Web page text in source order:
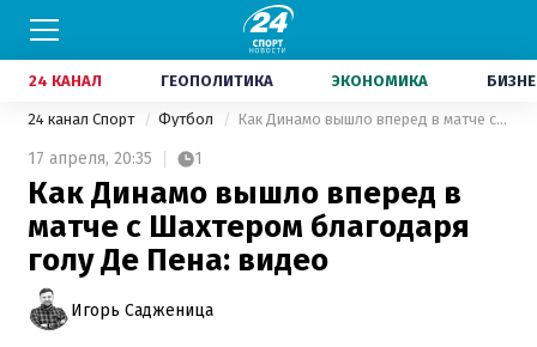
24 КАНАЛ ГЕОПОЛИТИКА ЭКОНОМИКА
24 канал Спорт Футбол Как Динамо вышло вперед в матче с Шахтером благодаря голу Де Пена: видео
17 апреля, 20:35 1
Как Динамо вышло вперед в
матче с Шахтером благодаря
голу Де Пена: видео
Игорь Садженица